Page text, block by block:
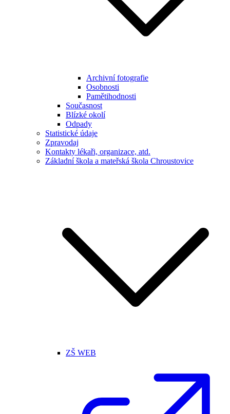
Archivní fotografie
Osobnosti
Pamětihodnosti
Současnost
Blízké okolí
Odpady
Statistické údaje
Zpravodaj
Kontakty lékaři, organizace, atd.
Základní škola a mateřská škola Chroustovice
ZŠ WEB